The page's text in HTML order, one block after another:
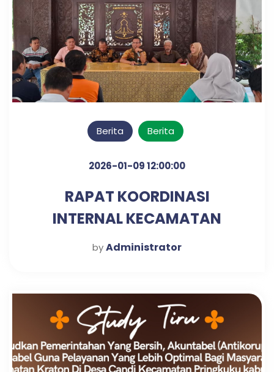
Berita Berita
2026-01-09 12:00:00
RAPAT KOORDINASI
INTERNAL KECAMATAN
KRATON UNTUK PENGUATAN
byAdministrator